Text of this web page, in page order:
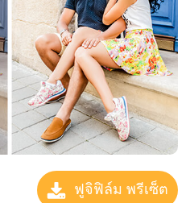
ฟูจิฟิล์ม พรีเซ็ต